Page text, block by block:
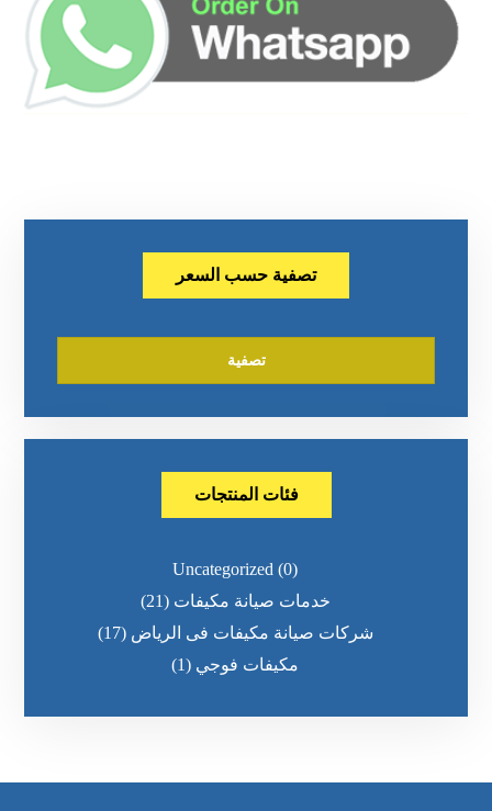
تصفية حسب السعر
تصفية
فئات المنتجات
Uncategorized (0)
خدمات صيانة مكيفات (21)
شركات صيانة مكيفات فى الرياض (17)
مكيفات فوجي (1)